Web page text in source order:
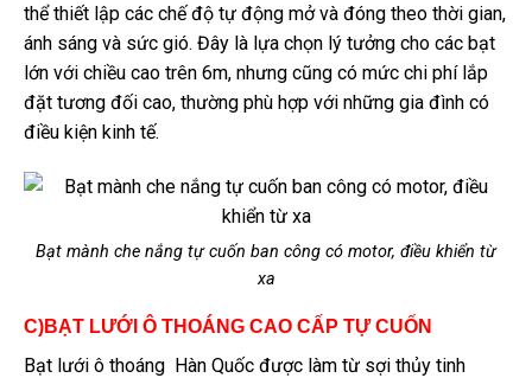
thể thiết lập các chế độ tự động mở và đóng theo thời gian,
ánh sáng và sức gió. Đây là lựa chọn lý tưởng cho các bạt
lớn với chiều cao trên 6m, nhưng cũng có mức chi phí lắp
đặt tương đối cao, thường phù hợp với những gia đình có
điều kiện kinh tế.
Bạt mành che nắng tự cuốn ban công có motor, điều khiển từ
xa
C)BẠT LƯỚI Ô THOÁNG CAO CẤP TỰ CUỐN
Bạt lưới ô thoáng Hàn Quốc được làm từ sợi thủy tinh